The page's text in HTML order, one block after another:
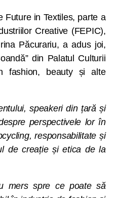
Future in Textiles, parte a
Creative (FEPIC),
Păcurariu, a adus joi,
din Palatul Culturii
fashion, beauty și alte
speakeri din țară și
perspectivele lor în
responsabilitate și
de creație și etica de la
mers spre ce poate să